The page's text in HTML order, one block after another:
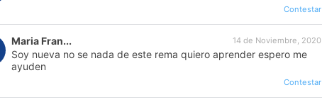
Contestar
Maria Fran... 14 de Noviembre, 2020
Soy nueva no se nada de este rema quiero aprender espero me
ayuden
Contestar